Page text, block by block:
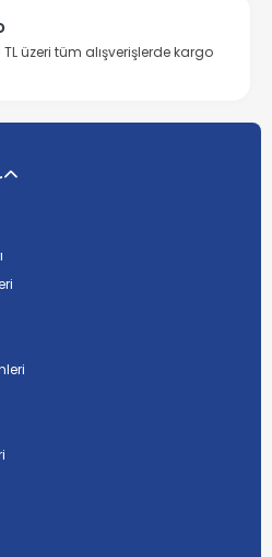
üzeri tüm alışverişlerde kargo